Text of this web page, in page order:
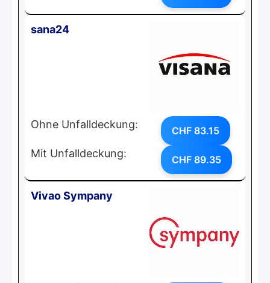
sana24
Ohne Unfalldeckung: CHF 83.15
Mit Unfalldeckung: CHF 89.35
Vivao Sympany